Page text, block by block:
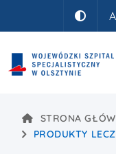
Kontrast
STRONA
PRODUKTY